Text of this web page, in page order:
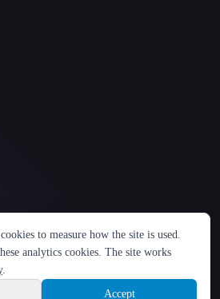
Русский 简体中文
有权利。
to measure how the site is used.
analytics cookies. The site works
.
Accept